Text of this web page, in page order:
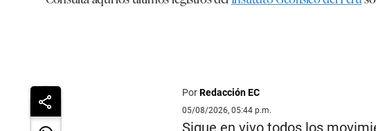
PorRedacción EC
05/08/2026, 05:44 p.m.